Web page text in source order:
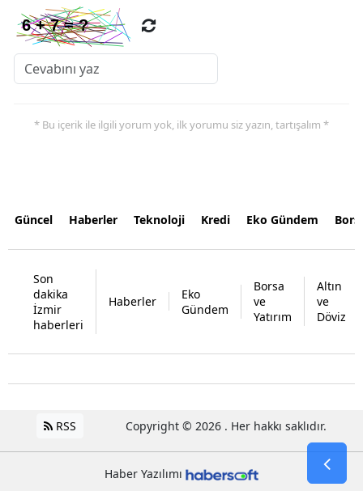
* Bu içerik ile ilgili yorum yok, ilk yorumu siz yazın, tartışalım *
Güncel Haberler Teknoloji Kredi Eko Gündem
Son
dakika
İzmir
haberleri
Haberler
Eko
Gündem
Borsa
ve
Yatırım
Altın
ve
Döviz
RSS Copyright © 2026 . Her hakkı saklıdır.
Haber Yazılımı